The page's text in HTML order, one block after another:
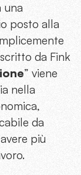
una
posto alla
da Fink
” viene
nella
da
più